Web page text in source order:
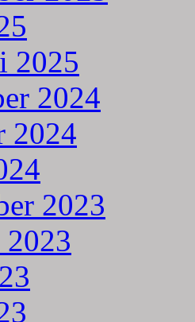
2025
2024
2024
2023
2023